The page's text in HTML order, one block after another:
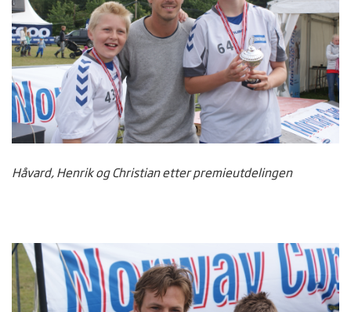
Håvard, Henrik og Christian etter premieutdelingen